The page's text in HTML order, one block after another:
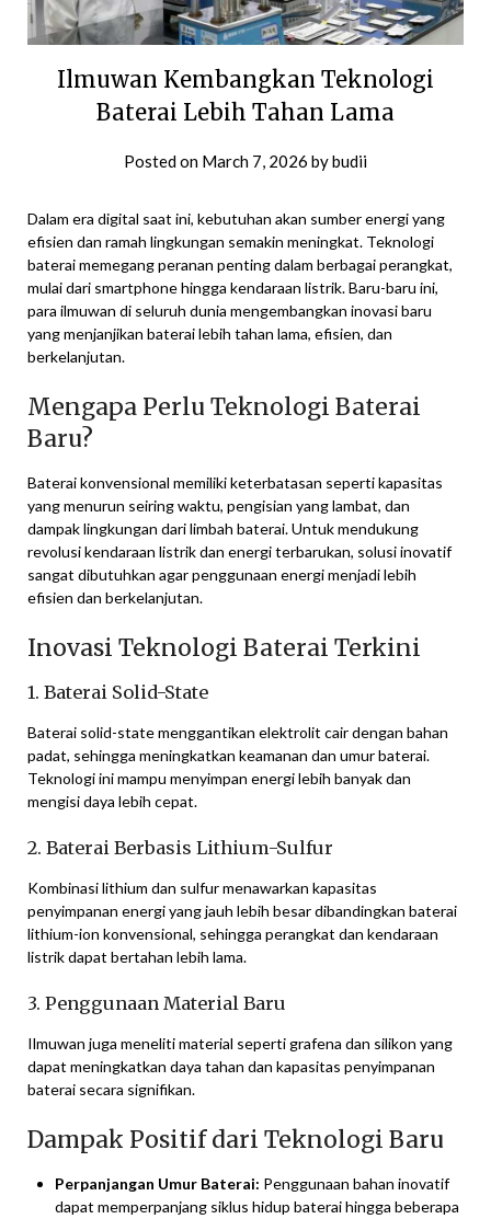
Ilmuwan Kembangkan Teknologi
Baterai Lebih Tahan Lama
Posted on March 7, 2026 bybudii
Dalam era digital saat ini, kebutuhan akan sumber energi yang
efisien dan ramah lingkungan semakin meningkat. Teknologi
baterai memegang peranan penting dalam berbagai perangkat,
mulai dari smartphone hingga kendaraan listrik. Baru-baru ini,
para ilmuwan di seluruh dunia mengembangkan inovasi baru
yang menjanjikan baterai lebih tahan lama, efisien, dan
berkelanjutan.
Mengapa Perlu Teknologi Baterai
Baru?
Baterai konvensional memiliki keterbatasan seperti kapasitas
yang menurun seiring waktu, pengisian yang lambat, dan
dampak lingkungan dari limbah baterai. Untuk mendukung
revolusi kendaraan listrik dan energi terbarukan, solusi inovatif
sangat dibutuhkan agar penggunaan energi menjadi lebih
efisien dan berkelanjutan.
Inovasi Teknologi Baterai Terkini
1. Baterai Solid-State
Baterai solid-state menggantikan elektrolit cair dengan bahan
padat, sehingga meningkatkan keamanan dan umur baterai.
Teknologi ini mampu menyimpan energi lebih banyak dan
mengisi daya lebih cepat.
2. Baterai Berbasis Lithium-Sulfur
Kombinasi lithium dan sulfur menawarkan kapasitas
penyimpanan energi yang jauh lebih besar dibandingkan baterai
lithium-ion konvensional, sehingga perangkat dan kendaraan
listrik dapat bertahan lebih lama.
3. Penggunaan Material Baru
Ilmuwan juga meneliti material seperti grafena dan silikon yang
dapat meningkatkan daya tahan dan kapasitas penyimpanan
baterai secara signifikan.
Dampak Positif dari Teknologi Baru
Perpanjangan Umur Baterai: Penggunaan bahan inovatif
dapat memperpanjang siklus hidup baterai hingga beberapa